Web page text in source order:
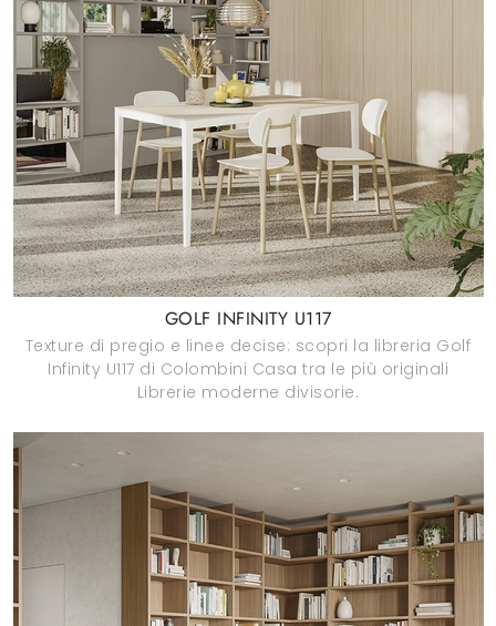
GOLF INFINITY U117
Texture di pregio e linee decise: scopri la libreria Golf
Infinity U117 di Colombini Casa tra le più originali
Librerie moderne divisorie.